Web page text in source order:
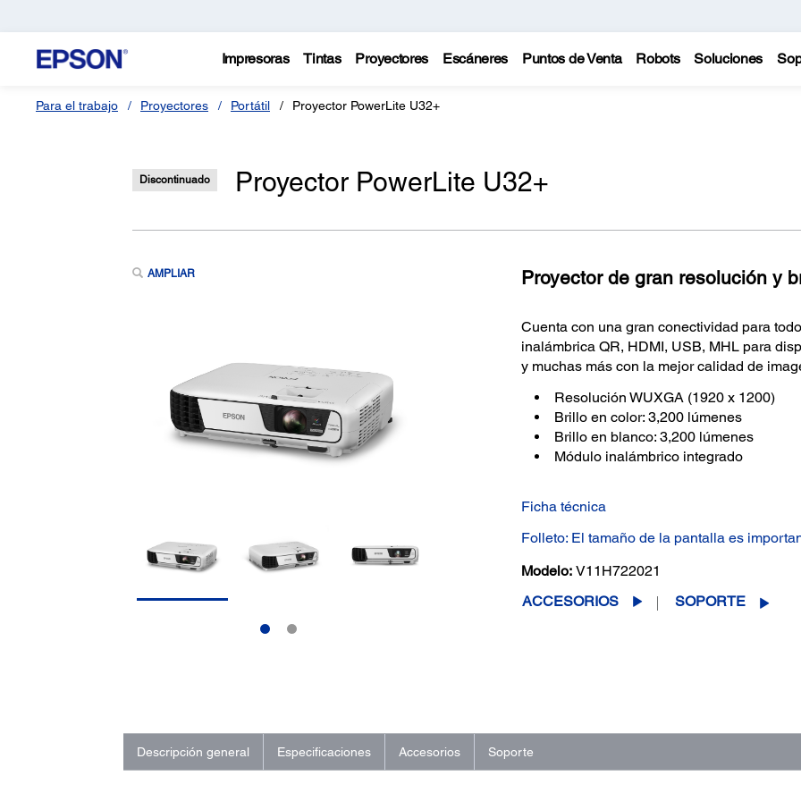
Impresoras Tintas Proyectores Escáneres Puntos de Venta Robots Soluciones
Para el trabajo Proyectores Portátil Proyector PowerLite U32+
Discontinuado Proyector PowerLite U32+
AMPLIAR Proyector de gran resolución y
Cuenta con una gran conectividad para
inalámbrica QR, HDMI, USB, MHL para
y muchas más con la mejor calidad de
Resolución WUXGA (1920 x 1200)
Brillo en color: 3,200 lúmenes
Brillo en blanco: 3,200 lúmenes
Módulo inalámbrico integrado
Ficha técnica
Folleto: El tamaño de la pantalla es
Modelo: V11H722021
ACCESORIOS
SOPORTE
Descripción general Especificaciones Accesorios Soporte